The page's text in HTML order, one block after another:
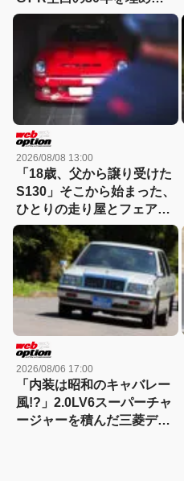
『GTB-4』という存在
2026/08/08 13:00
「18歳、父から譲り受けた
S130」そこから始まった、
ひとりの走り屋とフェアレ
ディZの物語
2026/08/06 17:00
「内装は昭和のキャバレー
風!?」2.0LV6スーパーチャ
ージャーを積んだ三菱デボ